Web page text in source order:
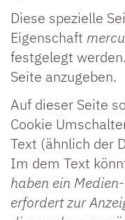
Diese spezielle
Eigenschaft
festgelegt
Seite anzugeben.
Auf dieser Seite
Cookie
Text (ähnlich der
Im dem Text
haben ein
erfordert zur